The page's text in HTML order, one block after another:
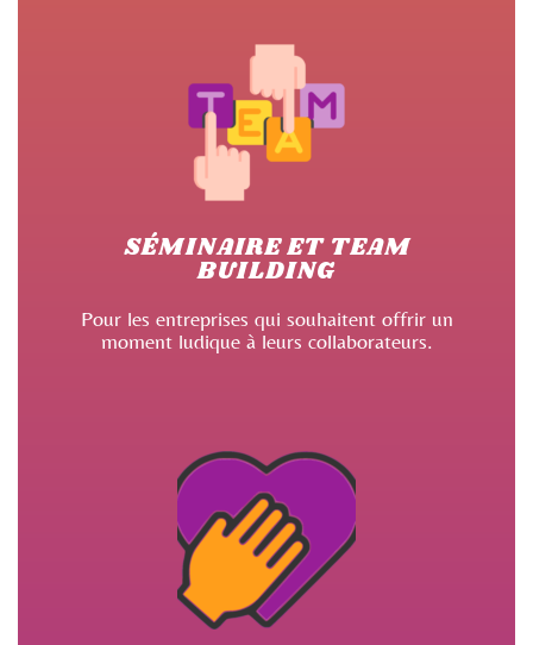
SÉMINAIRE ET TEAM
BUILDING
Pour les entreprises qui souhaitent offrir un
moment ludique à leurs collaborateurs.